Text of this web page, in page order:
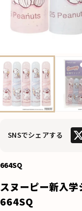
SNSでシェアする
664SQ
スヌーピー新入
664SQ